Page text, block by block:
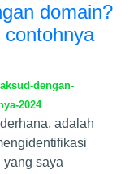
domain?
contohnya
dengan-
2024
adalah
yang saya